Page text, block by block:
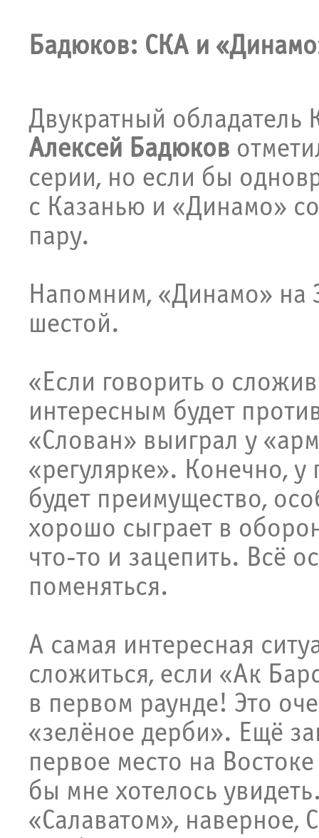
Бадюков: СКА и
Двукратный обладатель
Алексей Бадюков
серии, но если бы
с Казанью и «Динамо»
пару.
Напомним, «Динамо» на
шестой.
«Если говорить о
интересным будет
«Слован» выиграл у
«регулярке». Конечно,
будет преимущество,
хорошо сыграет в
что-то и зацепить. Всё
поменяться.
А самая интересная
сложиться, если «Ак
в первом раунде! Это
«зелёное дерби». Ещё
первое место на
бы мне хотелось
«Салаватом»,